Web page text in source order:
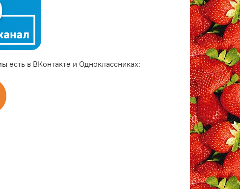
есть в ВКонтакте и Одноклассниках: